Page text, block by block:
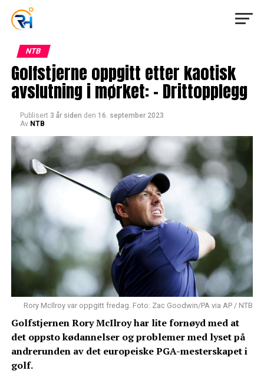
NTB
Golfstjerne oppgitt etter kaotisk
avslutning i mørket: – Drittopplegg
Publisert 3 år siden den 16. september 2023
Av NTB
Rory McIlroy var oppgitt fredag. Foto: Zac Goodwin/PA via AP / NTB
Golfstjernen Rory McIlroy har lite fornøyd med at
det oppsto kødannelser og problemer med lyset på
andrerunden av det europeiske PGA-mesterskapet i
golf.